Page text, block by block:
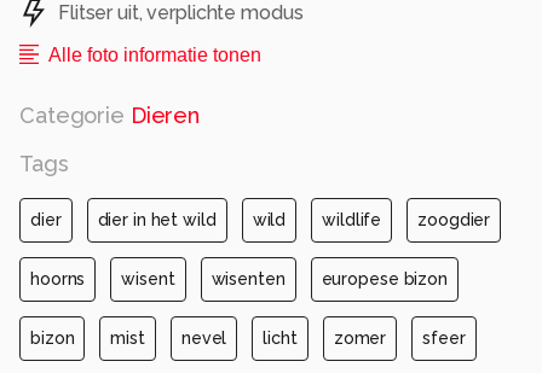
Flitser uit, verplichte modus
Alle foto informatie tonen
Categorie Dieren
Tags
dier dier in het wild wild wildlife zoogdier
hoorns wisent wisenten europese bizon
bizon mist nevel licht zomer sfeer